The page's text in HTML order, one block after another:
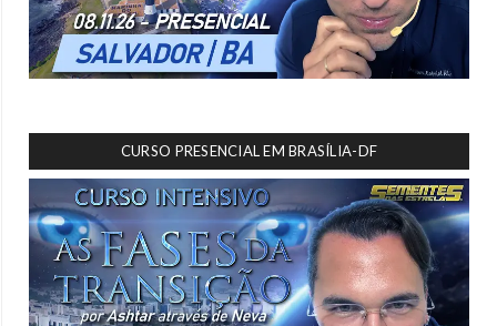
CURSO PRESENCIAL EM BRASÍLIA-DF